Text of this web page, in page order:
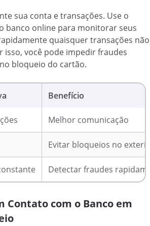
sua conta e transações. Use o
banco online para monitorar seus
quaisquer transações não
isso, você pode impedir fraudes
bloqueio do cartão.
Benefício
Melhor comunicação
Evitar bloqueios no
Detectar fraudes
Contato com o Banco em